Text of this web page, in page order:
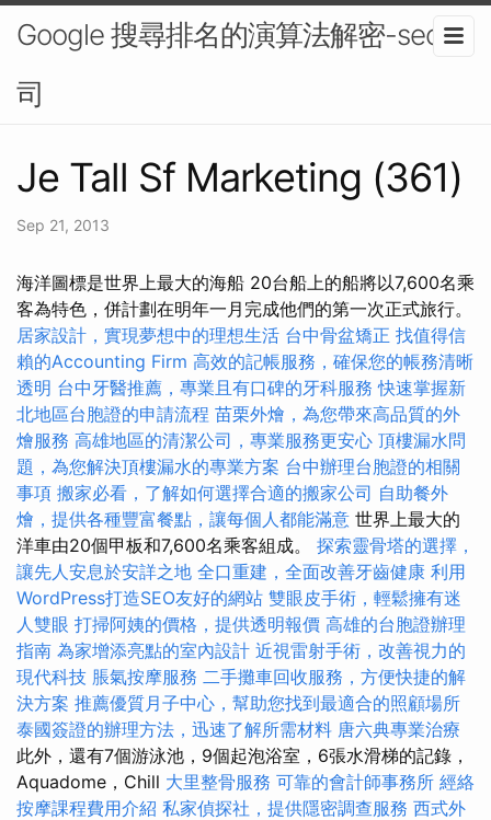
Google 搜尋排名的演算法解密-seo公
司
Je Tall Sf Marketing (361)
Sep 21, 2013
海洋圖標是世界上最大的海船 20台船上的船將以7,600名乘
客為特色，併計劃在明年一月完成他們的第一次正式旅行。
居家設計，實現夢想中的理想生活 台中骨盆矯正 找值得信
賴的Accounting Firm 高效的記帳服務，確保您的帳務清晰
透明 台中牙醫推薦，專業且有口碑的牙科服務 快速掌握新
北地區台胞證的申請流程 苗栗外燴，為您帶來高品質的外
燴服務 高雄地區的清潔公司，專業服務更安心 頂樓漏水問
題，為您解決頂樓漏水的專業方案 台中辦理台胞證的相關
事項 搬家必看，了解如何選擇合適的搬家公司 自助餐外
燴，提供各種豐富餐點，讓每個人都能滿意 世界上最大的
洋車由20個甲板和7,600名乘客組成。 探索靈骨塔的選擇，
讓先人安息於安詳之地 全口重建，全面改善牙齒健康 利用
WordPress打造SEO友好的網站 雙眼皮手術，輕鬆擁有迷
人雙眼 打掃阿姨的價格，提供透明報價 高雄的台胞證辦理
指南 為家增添亮點的室內設計 近視雷射手術，改善視力的
現代科技 脹氣按摩服務 二手攤車回收服務，方便快捷的解
決方案 推薦優質月子中心，幫助您找到最適合的照顧場所
泰國簽證的辦理方法，迅速了解所需材料 唐六典專業治療
此外，還有7個游泳池，9個起泡浴室，6張水滑梯的記錄，
Aquadome，Chill 大里整骨服務 可靠的會計師事務所 經絡
按摩課程費用介紹 私家偵探社，提供隱密調查服務 西式外